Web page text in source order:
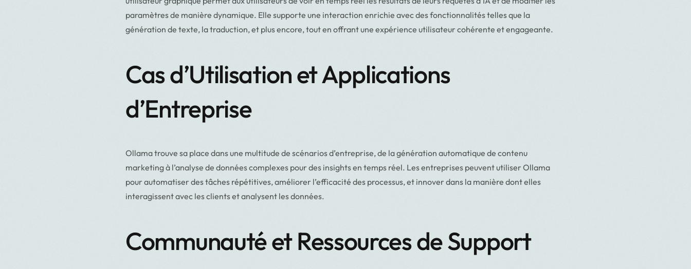
paramètres de manière dynamique. Elle supporte une interaction enrichie avec des fonctionnalités telles que la
génération de texte, la traduction, et plus encore, tout en offrant une expérience utilisateur cohérente et engageante.
Cas d’Utilisation et Applications
d’Entreprise
Ollama trouve sa place dans une multitude de scénarios d’entreprise, de la génération automatique de contenu
marketing à l’analyse de données complexes pour des insights en temps réel. Les entreprises peuvent utiliser Ollama
pour automatiser des tâches répétitives, améliorer l’efficacité des processus, et innover dans la manière dont elles
interagissent avec les clients et analysent les données.
Communauté et Ressources de Support